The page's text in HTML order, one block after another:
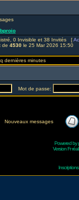
0 Invisible et 38 Invités [
de 4530 le 25 Mar 2026 15:50
dernières minutes
Mot de passe:
Nouveaux messages
Powered by
Version Fr